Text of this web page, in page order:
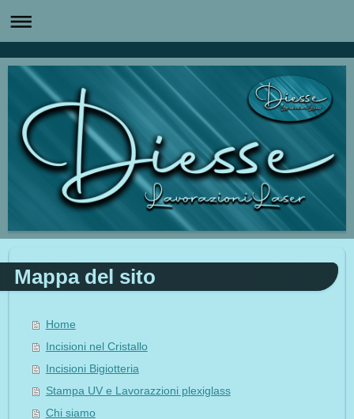
Mappa del sito
Home
Incisioni nel Cristallo
Incisioni Bigiotteria
Stampa UV e Lavorazzioni plexiglass
Chi siamo